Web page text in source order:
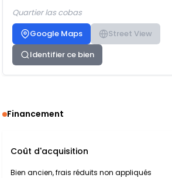
Quartier las cobas
Google Maps
Street View
Identifier ce bien
Financement
Coût d'acquisition
Bien ancien, frais réduits non appliqués